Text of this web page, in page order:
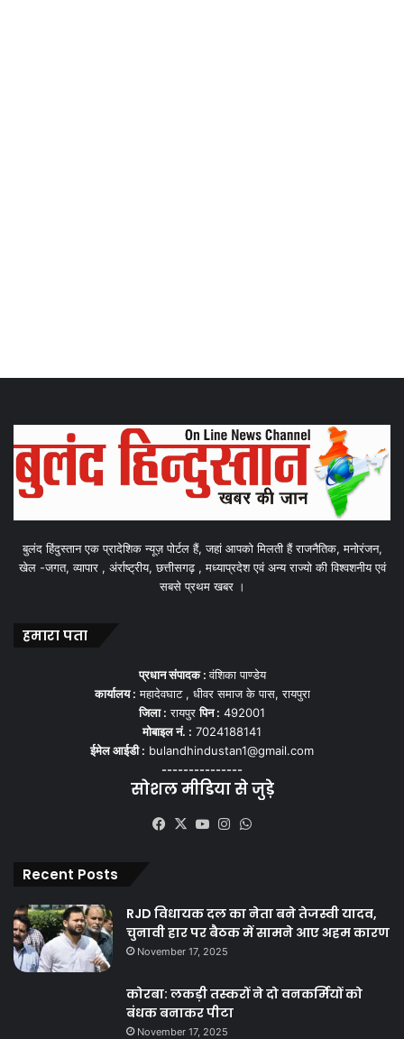
बुलंद हिंदुस्तान एक प्रादेशिक न्यूज़ पोर्टल हैं, जहां आपको मिलती हैं राजनैतिक, मनोरंजन,
खेल -जगत, व्यापार , अंर्राष्ट्रीय, छत्तीसगढ़ , मध्याप्रदेश एवं अन्य राज्यो की विश्वशनीय एवं
सबसे प्रथम खबर ।
हमारा पता
प्रधान संपादक :वंशिका पाण्डेय
कार्यालय : महादेवघाट , धीवर समाज के पास, रायपुरा
जिला : रायपुरपिन : 492001
मोबाइल नं. : 7024188141
ईमेल आईडी : bulandhindustan1@gmail.com
---------------
सोशल मीडिया से जुड़े
Facebook
X YouTubeInstagram
Recent Posts
RJD विधायक दल का नेता बने तेजस्वी यादव,
चुनावी हार पर बैठक में सामने आए अहम कारण
November 17, 2025
कोरबा: लकड़ी तस्करों ने दो वनकर्मियों को
बंधक बनाकर पीटा
November 17, 2025